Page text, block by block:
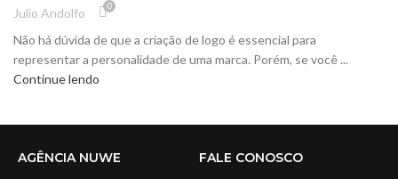
Julio Andolfo 0
Não há dúvida de que a criação de logo é essencial para
representar a personalidade de uma marca. Porém, se você ...
Continue lendo
AGÊNCIA NUWE FALE CONOSCO